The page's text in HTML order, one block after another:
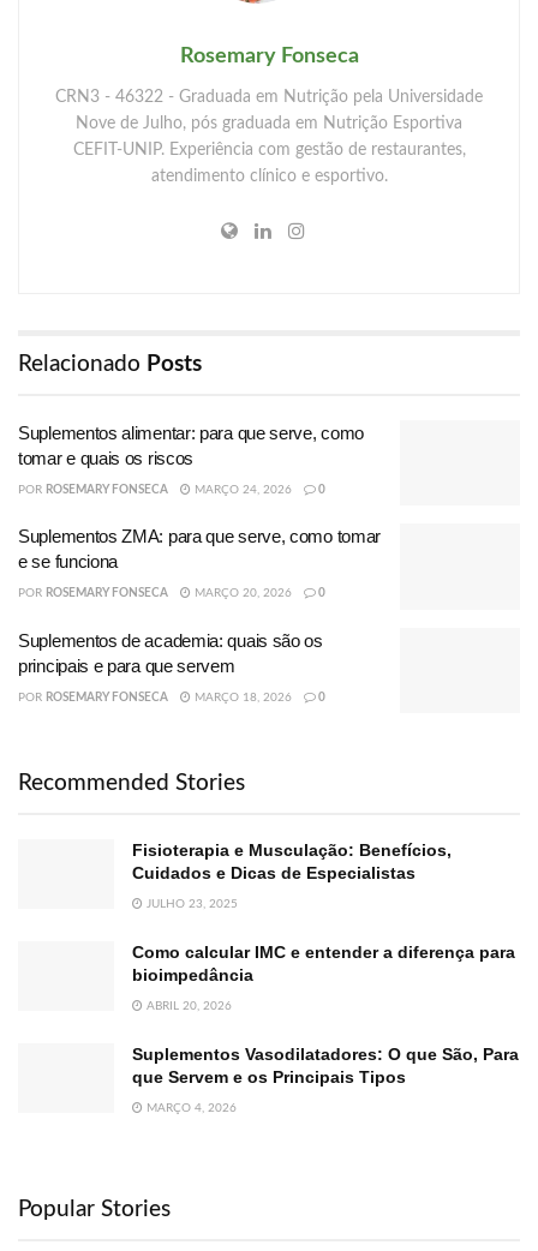
Rosemary Fonseca
CRN3 - 46322 - Graduada em Nutrição pela Universidade
Nove de Julho, pós graduada em Nutrição Esportiva
CEFIT-UNIP. Experiência com gestão de restaurantes,
atendimento clínico e esportivo.
Relacionado Posts
Suplementos alimentar: para que serve, como
tomar e quais os riscos
POR ROSEMARY FONSECA MARÇO 24, 2026 0
Suplementos ZMA: para que serve, como tomar
e se funciona
POR ROSEMARY FONSECA MARÇO 20, 2026 0
Suplementos de academia: quais são os
principais e para que servem
POR ROSEMARY FONSECA MARÇO 18, 2026 0
Recommended Stories
Fisioterapia e Musculação: Benefícios,
Cuidados e Dicas de Especialistas
JULHO 23, 2025
Como calcular IMC e entender a diferença para
bioimpedância
ABRIL 20, 2026
Suplementos Vasodilatadores: O que São, Para
que Servem e os Principais Tipos
MARÇO 4, 2026
Popular Stories